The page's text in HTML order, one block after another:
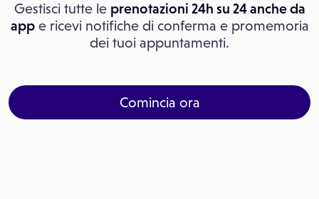
Gestisci tutte le prenotazioni 24h su 24 anche da
appe ricevi notifiche di conferma e promemoria
dei tuoi appuntamenti.
Comincia ora